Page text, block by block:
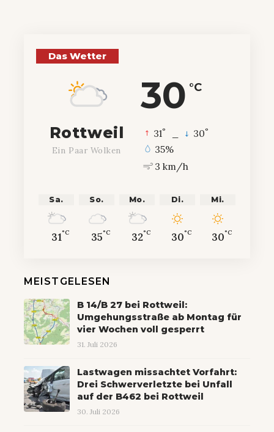
Das Wetter
30 °C
Rottweil
Ein Paar Wolken
31° 30°
35%
3 km/h
Sa.
31°C
So.
35°C
Mo.
32°C
Di.
30°C
Mi.
30°C
MEISTGELESEN
B 14/B 27 bei Rottweil:
Umgehungsstraße ab Montag für
vier Wochen voll gesperrt
31. Juli 2026
Lastwagen missachtet Vorfahrt:
Drei Schwerverletzte bei Unfall
auf der B462 bei Rottweil
30. Juli 2026